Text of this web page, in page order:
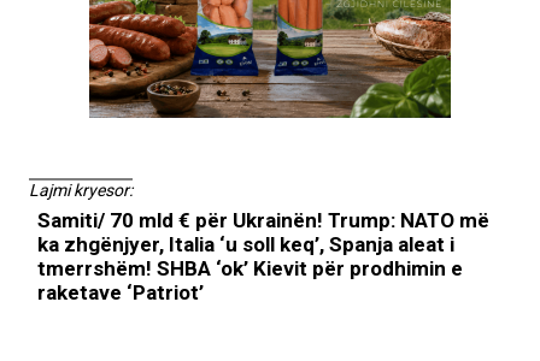
Lajmi kryesor:
Samiti/ 70 mld € për Ukrainën! Trump: NATO më
ka zhgënjyer, Italia ‘u soll keq’, Spanja aleat i
tmerrshëm! SHBA ‘ok’ Kievit për prodhimin e
raketave ‘Patriot’